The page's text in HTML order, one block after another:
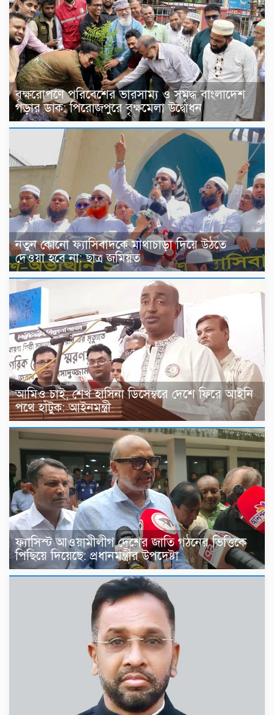
বৃক্ষরোপণে পরিবেশের ভারসাম্য ও সমৃদ্ধ বাংলাদেশ
গড়ার ডাক: পিরোজপুরে বৃক্ষমেলা উদ্বোধন
নতুন কোনো ফ্যাসিবাদকে মাথাচাড়া দিয়ে উঠতে
দেওয়া হবে না: ছাত্র জমিয়ত
আমিও চাই, শেখ হাসিনা ডিসেম্বরে দেশে ফিরে আইনি
পথে হাঁটুক: আইনমন্ত্রী
ফ্যাসিস্ট আওয়ামীলীগ দেশের জাতি গঠনের ভিত্তিকে
পিছিয়ে দিয়েছে: প্রধানমন্ত্রীর উপদেষ্টা